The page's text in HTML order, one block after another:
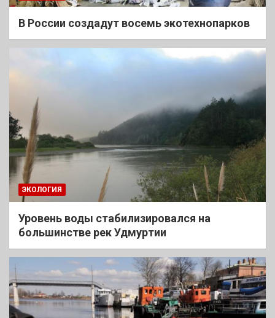
В России создадут восемь экотехнопарков
ЭКОЛОГИЯ
Уровень воды стабилизировался на
большинстве рек Удмуртии